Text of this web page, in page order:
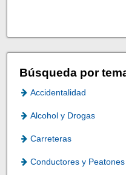
Búsqueda por
Accidentalidad
Alcohol y Drogas
Carreteras
Conductores y Peatones